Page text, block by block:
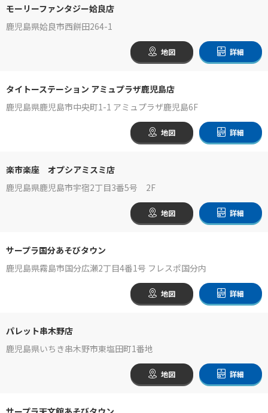
モーリーファンタジー姶良店
鹿児島県姶良市西餅田264-1
地図 詳細
タイトーステーション アミュプラザ鹿児島店
鹿児島県鹿児島市中央町1-1 アミュプラザ鹿児島6F
地図 詳細
楽市楽座 オプシアミスミ店
鹿児島県鹿児島市宇宿2丁目3番5号 2F
地図 詳細
サープラ国分あそびタウン
鹿児島県霧島市国分広瀬2丁目4番1号 フレスポ国分内
地図 詳細
パレット串木野店
鹿児島県いちき串木野市東塩田町1番地
地図 詳細